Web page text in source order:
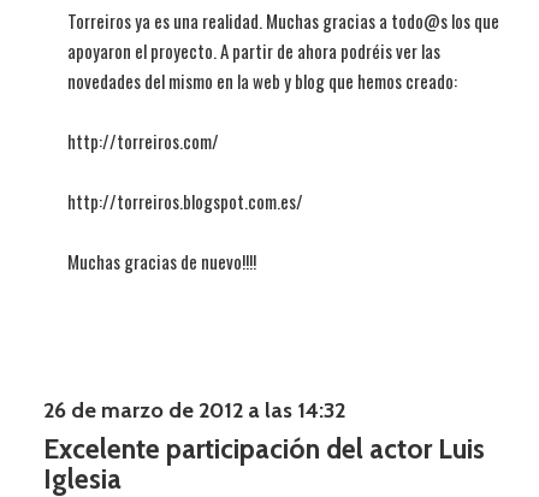
Torreiros ya es una realidad. Muchas gracias a todo@s los que
apoyaron el proyecto. A partir de ahora podréis ver las
novedades del mismo en la web y blog que hemos creado:
http://torreiros.com/
http://torreiros.blogspot.com.es/
Muchas gracias de nuevo!!!!
26 de marzo de 2012 a las 14:32
Excelente participación del actor Luis
Iglesia